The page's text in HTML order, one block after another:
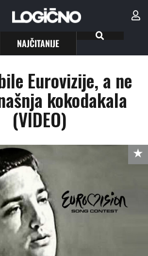
NAJČITANIJE
Eurovizije, a ne
kokodakala
(VIDEO)